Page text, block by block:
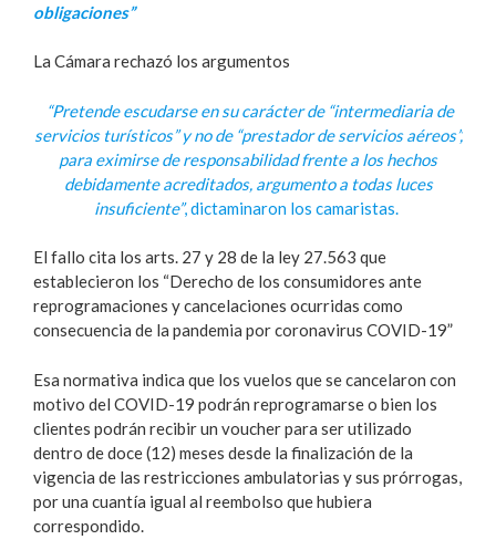
obligaciones”
La Cámara rechazó los argumentos
“Pretende escudarse en su carácter de “intermediaria de
servicios turísticos” y no de “prestador de servicios aéreos”,
para eximirse de responsabilidad frente a los hechos
debidamente acreditados, argumento a todas luces
insuficiente”, dictaminaron los camaristas.
El fallo cita los arts. 27 y 28 de la ley 27.563 que
establecieron los “Derecho de los consumidores ante
reprogramaciones y cancelaciones ocurridas como
consecuencia de la pandemia por coronavirus COVID-19”
Esa normativa indica que los vuelos que se cancelaron con
motivo del COVID-19 podrán reprogramarse o bien los
clientes podrán recibir un voucher para ser utilizado
dentro de doce (12) meses desde la finalización de la
vigencia de las restricciones ambulatorias y sus prórrogas,
por una cuantía igual al reembolso que hubiera
correspondido.